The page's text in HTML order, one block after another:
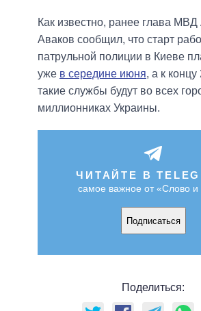
Как известно, ранее глава МВД
Аваков сообщил, что старт
патрульной полиции в Киеве
уже в середине июня, а к концу
такие службы будут во всех
миллионниках Украины.
ЧИТАЙТЕ В
самое важное от «Слово и
Подписаться
Поделиться: